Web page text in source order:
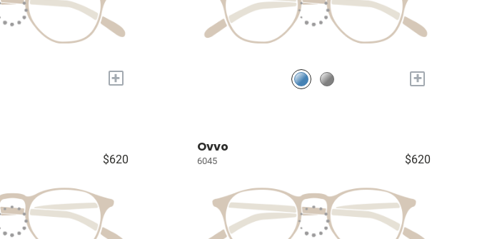
+ +
$620
Ovvo
6045 $620